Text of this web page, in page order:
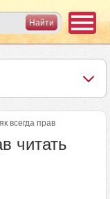
всегда прав
читать